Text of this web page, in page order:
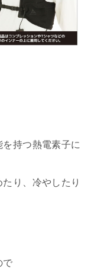
持つ熱電素子に
り、冷やしたり
で